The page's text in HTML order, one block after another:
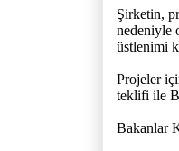
Şirketin,
nedeniyle
üstlenimi
Projeler
teklifi ile
Bakanlar